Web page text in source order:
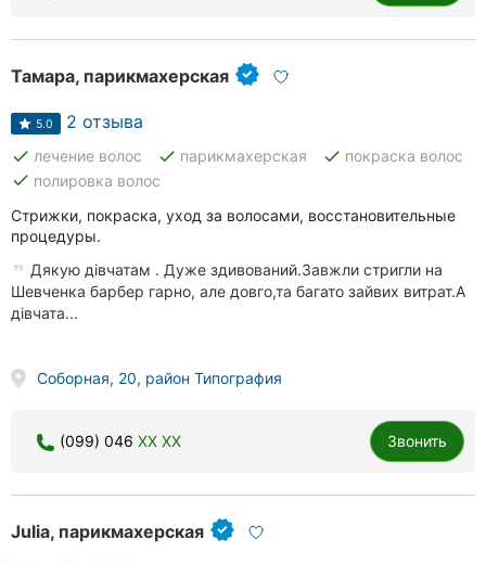
Тамара, парикмахерская
5.0 2 отзыва
done лечение волос done парикмахерская done покраска волос
done полировка волос
Стрижки, покраска, уход за волосами, восстановительные
процедуры.
Дякую дівчатам . Дуже здивований.Завжли стригли на
Шевченка барбер гарно, але довго,та багато зайвих витрат.А
дівчата...
Соборная, 20, район Типография
(099) 046 XX XX Звонить
Julia, парикмахерская